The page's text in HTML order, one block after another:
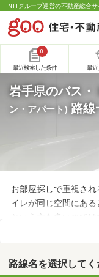
NTTグループ運営の不動産総合
0
最近検索した条件 最近
岩手県のバス
ン・アパート) 路線
お部屋探しで重視さ
イレが同じ空間にあ
という方も多いので
快適に暮らせるバス
してみてくださいね。
路線名を選択して